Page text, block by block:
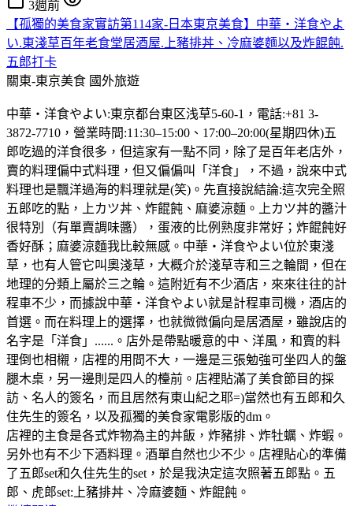
3週前
【孤獨的美食家實訪第114家-日本東京美食】中華・洋食やよ
い.東淺草百年老食堂居酒屋.上豬排丼、冷麻婆麵以及炸餛飩.
五郎打卡
關東-東京美食 國外旅遊
中華・洋食やよい:東京都台東区浅草5-60-1，電話:+81 3-
3872-7710，營業時間:11:30–15:00、17:00–20:00(星期四休)五
郎吃過的洋食很多，但這家有一點不同，除了是百年老店外，
賣的料理偏中式料理，但又偏偏叫「洋食」，不過，說來中式
料理也是飄洋過海的料理就是(笑)。先直接說結論:這次完全照
五郎吃的點，上カツ丼、炸餛飩、麻婆涼麵。上カツ丼的醬汁
很特別（有單賣調味醬），蛋液的比例熟度非常好；炸餛飩好
香好酥；麻婆涼麵我比較無感。中華・洋食やよい位於東淺
草，也有人管它叫奧淺草，大概介於淺草寺和三之輪間，但在
地理的分類上屬於三之輪。這附近有不少酒店，來來往往的計
程車不少，而據說中華・洋食やよい就是計程車司機，酒店的
首選。而在料理上的選擇，也就微微偏向是居酒屋，雖說店的
名字是「洋食」......。店外是帶點暖意的中、洋風，和賣的料
理倒也相櫬，店裡的用間不大，一邊是三張勉強可坐四人的盤
腿木桌，另一邊則是四人的檯前。店裡貼滿了美食節目的採
訪、名人的簽名，而且居然有東山紀之耶=)當然也有五郎和久
住先生的簽名，以及孤獨的美食家電影版的dm。
店裡的主食是各式炸物為主的丼飯，炸豬排、炸牡蠣、炸蝦。
另外也有不少下酒料理。酒單自然也少不少。店裡貼心的準備
了五郎set和久住先生的set，於是我決定這次照著五郎點。五
郎、虎郎set:上豬排丼、冷麻婆麵、炸餛飩。